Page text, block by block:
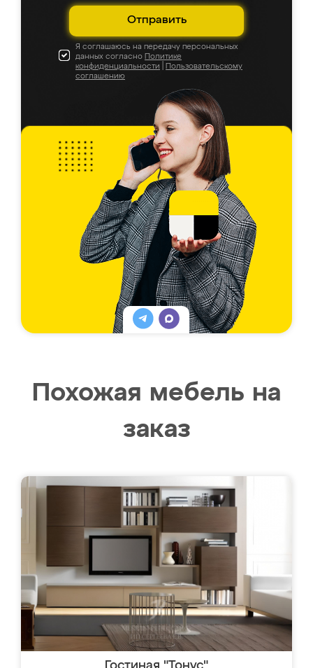
Отправить
Я соглашаюсь на передачу персональных
данных согласно Политике
конфиденциальности
Пользовательскому
соглашению
Похожая мебель на
заказ